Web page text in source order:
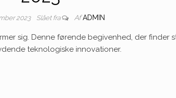
2023 Slået fra Af ADMIN
sig. Denne førende begivenhed, der finder
teknologiske innovationer.